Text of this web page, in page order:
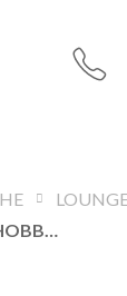
BEISTELLTISCH HOBBY WEISS Ø 60 CM H 40 CM